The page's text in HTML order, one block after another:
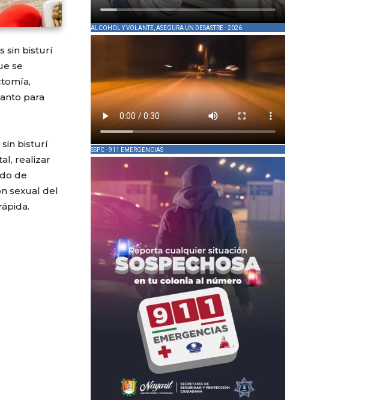
sin bisturí
se
para
sin bisturí
realizar
de
sexual del
ALCOHOL Y VOLANTE, ASEGURA UN DESASTRE - 2026
SSPC - 911 EMERGENCIAS